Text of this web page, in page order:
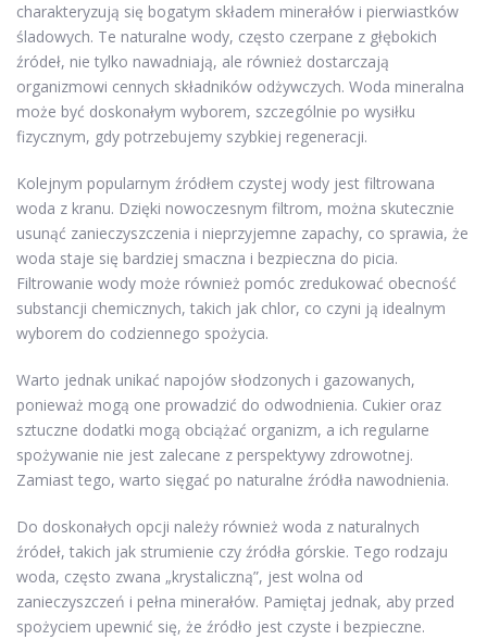
charakteryzują się bogatym składem minerałów i pierwiastków
śladowych. Te naturalne wody, często czerpane z głębokich
źródeł, nie tylko nawadniają, ale również dostarczają
organizmowi cennych składników odżywczych. Woda mineralna
może być doskonałym wyborem, szczególnie po wysiłku
fizycznym, gdy potrzebujemy szybkiej regeneracji.
Kolejnym popularnym źródłem czystej wody jest filtrowana
woda z kranu. Dzięki nowoczesnym filtrom, można skutecznie
usunąć zanieczyszczenia i nieprzyjemne zapachy, co sprawia, że
woda staje się bardziej smaczna i bezpieczna do picia.
Filtrowanie wody może również pomóc zredukować obecność
substancji chemicznych, takich jak chlor, co czyni ją idealnym
wyborem do codziennego spożycia.
Warto jednak unikać napojów słodzonych i gazowanych,
ponieważ mogą one prowadzić do odwodnienia. Cukier oraz
sztuczne dodatki mogą obciążać organizm, a ich regularne
spożywanie nie jest zalecane z perspektywy zdrowotnej.
Zamiast tego, warto sięgać po naturalne źródła nawodnienia.
Do doskonałych opcji należy również woda z naturalnych
źródeł, takich jak strumienie czy źródła górskie. Tego rodzaju
woda, często zwana „krystaliczną”, jest wolna od
zanieczyszczeń i pełna minerałów. Pamiętaj jednak, aby przed
spożyciem upewnić się, że źródło jest czyste i bezpieczne.